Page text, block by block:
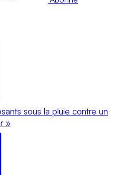
sous la pluie contre un
»